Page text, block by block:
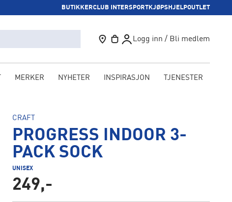
BUTIKKERCLUB INTERSPORTKJØPSHJELPOUTLET
Logg inn / Bli medlem
MERKER NYHETER INSPIRASJON TJENESTER
CRAFT
PROGRESS INDOOR 3-
PACK SOCK
UNISEX
249,-